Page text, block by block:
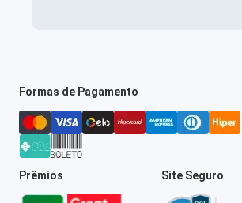
Formas de Pagamento
Prêmios Site Seguro